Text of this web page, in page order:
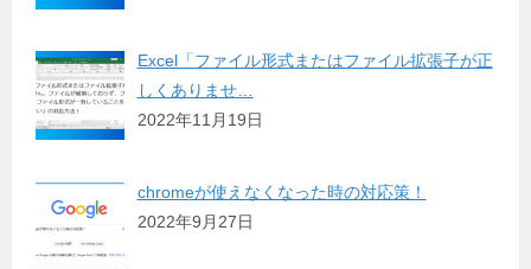
Excel「ファイル形式またはファイル拡張子が正
しくありませ…
2022年11月19日
chromeが使えなくなった時の対応策！
2022年9月27日